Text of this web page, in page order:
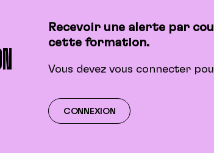
Recevoir une alerte par
cette formation.
Vous devez vous connecter
CONNEXION